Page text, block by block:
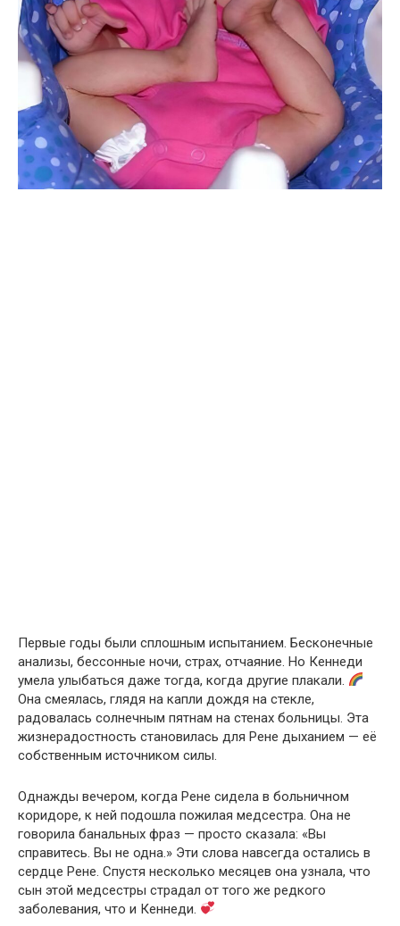
Первые годы были сплошным испытанием. Бесконечные
анализы, бессонные ночи, страх, отчаяние. Но Кеннеди
умела улыбаться даже тогда, когда другие плакали.
Она смеялась, глядя на капли дождя на стекле,
радовалась солнечным пятнам на стенах больницы. Эта
жизнерадостность становилась для Рене дыханием — её
собственным источником силы.
Однажды вечером, когда Рене сидела в больничном
коридоре, к ней подошла пожилая медсестра. Она не
говорила банальных фраз — просто сказала: «Вы
справитесь. Вы не одна.» Эти слова навсегда остались в
сердце Рене. Спустя несколько месяцев она узнала, что
сын этой медсестры страдал от того же редкого
заболевания, что и Кеннеди.